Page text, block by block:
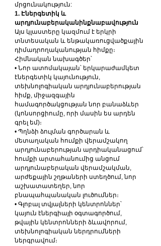
մրցունակություն:
1. Էներգետիկ և
արդյունաբերականինքնաբավություն
Այս կլաստերը կազմում է երկրի
տնտեսական և ենթակառուցվածքային
դիմադրողականության հիմքը։
Հիմնական նախագծեր՝
• Նոր ատոմակայան՝ երկարաժամկետ
էներգետիկ կայունություն,
տեխնոլոգիական արդյունաբերության
հիմք, միջազգային
համագործակցության նոր բանաձևեր
(կոնսորցիումը, որի մասին ես արդեն
գրել եմ)։
• Պղնձի ձուլման գործարան և
մետաղական հումքի վերամշակող
արդյունաբերության արդիականացում՝
հումքի արտահանումից անցում
արդյունաբերական վերամշակման,
արժեքային շղթաների ստեղծում, նոր
աշխատատեղեր, նոր
բնապահպանական լուծումներ։
• Գլոբալ տվյալների կենտրոններ՝
կայուն էներգիայի օգտագործում,
թվային կենտրոնների ձևավորում,
տեխնոլոգիական ներդրումների
ներգրավում։